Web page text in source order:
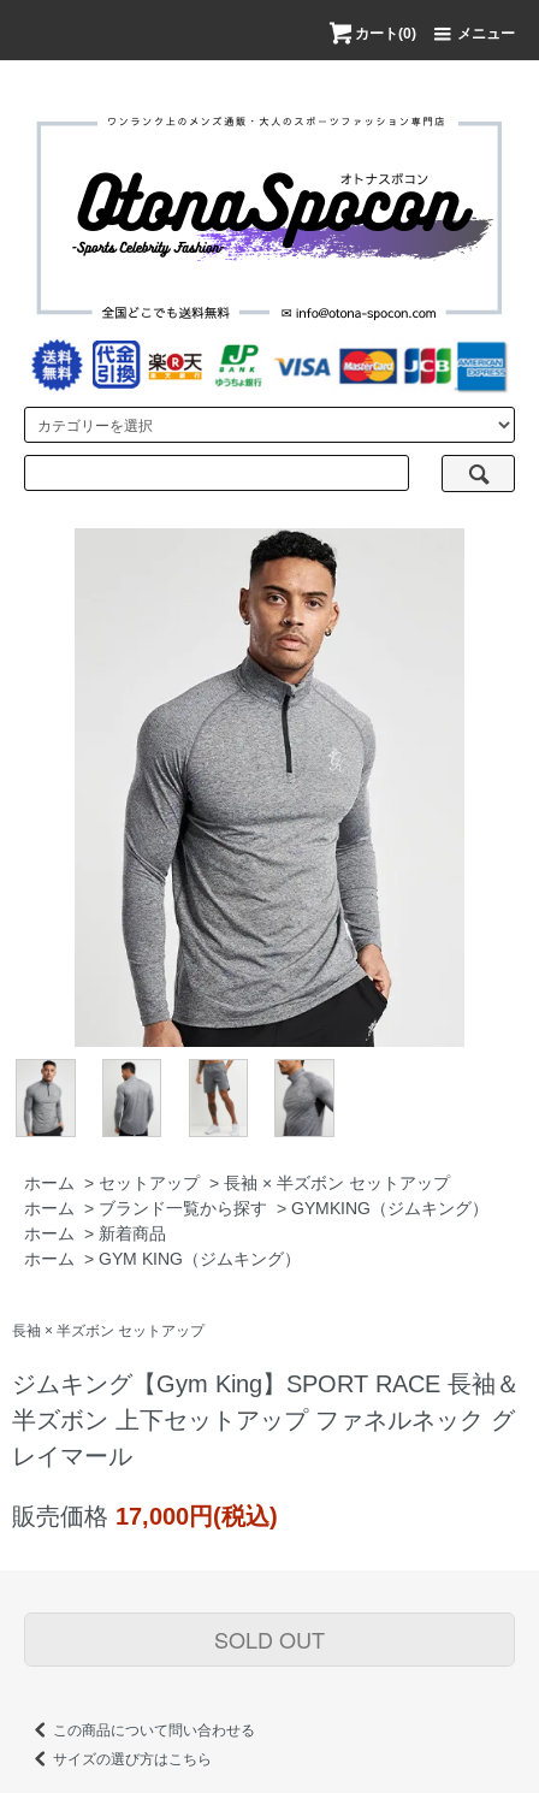
カート(0) メニュー
ホーム > セットアップ > 長袖 × 半ズボン セットアップ
ホーム
> ブランド一覧から探す > GYMKING（ジムキング）
ホーム
> 新着商品
ホーム
> GYM KING（ジムキング）
長袖 × 半ズボン セットアップ
ジムキング【Gym King】SPORT RACE 長袖＆
半ズボン 上下セットアップ ファネルネック グ
レイマール
販売価格 17,000円(税込)
SOLD OUT
この商品について問い合わせる
サイズの選び方はこちら